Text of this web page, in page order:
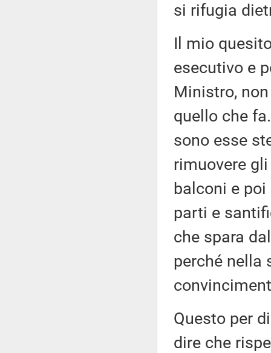
si rifugia
Il mio
esecutivo e
Ministro,
quello che
sono esse
rimuovere
balconi e
parti e
che spara
perché nella
Questo per
dire che